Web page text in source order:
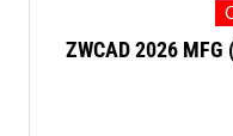
ZWCAD 2026